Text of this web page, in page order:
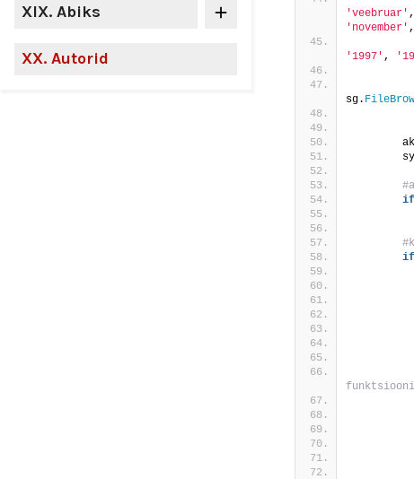
XIX. Abiks
XX. Autorid
'veebruar' ,
'november' ,
'1997' ,
sg.
if
if